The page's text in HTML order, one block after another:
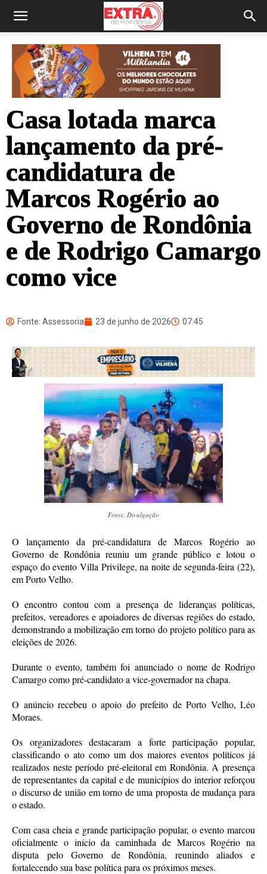
Casa lotada marca
lançamento da pré-
candidatura de
Marcos Rogério ao
Governo de Rondônia
e de Rodrigo Camargo
como vice
Fonte: Assessoria 23 de junho de 2026 07:45
Fotos: Divulgação
O lançamento da pré-candidatura de Marcos Rogério ao
Governo de Rondônia reuniu um grande público e lotou o
espaço do evento Villa Privilege, na noite de segunda-feira (22),
em Porto Velho.
O encontro contou com a presença de lideranças políticas,
prefeitos, vereadores e apoiadores de diversas regiões do estado,
demonstrando a mobilização em torno do projeto político para as
eleições de 2026.
Durante o evento, também foi anunciado o nome de Rodrigo
Camargo como pré-candidato a vice-governador na chapa.
O anúncio recebeu o apoio do prefeito de Porto Velho, Léo
Moraes.
Os organizadores destacaram a forte participação popular,
classificando o ato como um dos maiores eventos políticos já
realizados neste período pré-eleitoral em Rondônia. A presença
de representantes da capital e de municípios do interior reforçou
o discurso de união em torno de uma proposta de mudança para
o estado.
Com casa cheia e grande participação popular, o evento marcou
oficialmente o início da caminhada de Marcos Rogério na
disputa pelo Governo de Rondônia, reunindo aliados e
fortalecendo sua base política para os próximos meses.